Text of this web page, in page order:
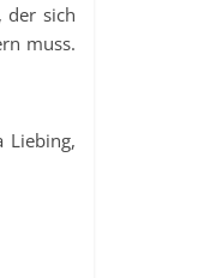
der sich
muss.
Liebing,